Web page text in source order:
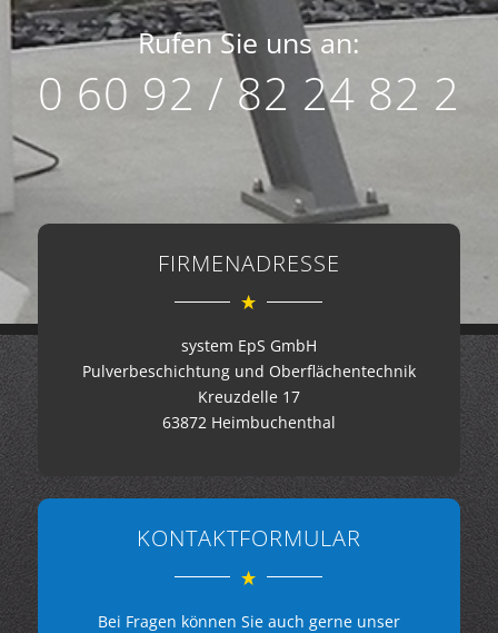
Rufen Sie uns an:
0 60 92 / 82 24 82 2
FIRMENADRESSE
system EpS GmbH
Pulverbeschichtung und Oberflächentechnik
Kreuzdelle 17
63872 Heimbuchenthal
KONTAKTFORMULAR
Bei Fragen können Sie auch gerne unser